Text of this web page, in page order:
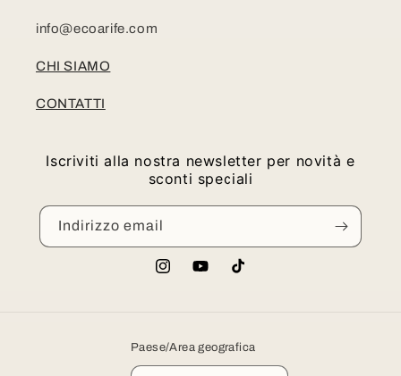
info@ecoarife.com
CHI SIAMO
CONTATTI
Iscriviti alla nostra newsletter per novità e
sconti speciali
Indirizzo email
InstagramYouTubeTikTok
Paese/Area geografica